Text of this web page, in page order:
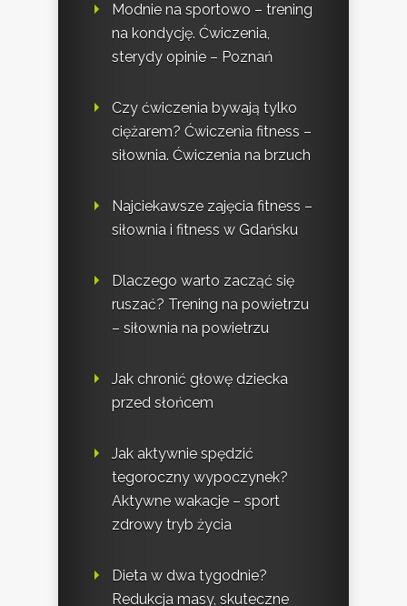
Modnie na sportowo – trening
na kondycję. Ćwiczenia,
sterydy opinie – Poznań
Czy ćwiczenia bywają tylko
ciężarem? Ćwiczenia fitness –
siłownia. Ćwiczenia na brzuch
Najciekawsze zajęcia fitness –
siłownia i fitness w Gdańsku
Dlaczego warto zacząć się
ruszać? Trening na powietrzu
– siłownia na powietrzu
Jak chronić głowę dziecka
przed słońcem
Jak aktywnie spędzić
tegoroczny wypoczynek?
Aktywne wakacje – sport
zdrowy tryb życia
Dieta w dwa tygodnie?
Redukcja masy, skuteczne